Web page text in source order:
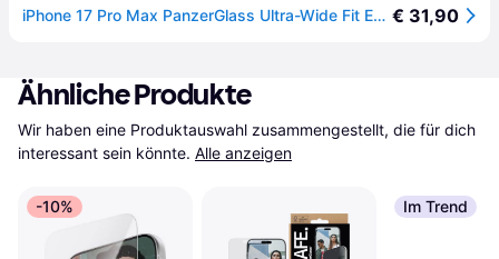
iPhone 17 Pro Max PanzerGlass Ultra-Wide Fit EasyAligner Panzerglas - 9H - Schwarzer Rand € 31,90
Ähnliche Produkte
Wir haben eine Produktauswahl zusammengestellt, die für dich
interessant sein könnte. Alle anzeigen
-10% Im Trend